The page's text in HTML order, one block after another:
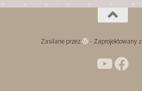
Zasilane przez - Zaprojektowany z